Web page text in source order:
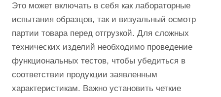
Это может включать в себя как лабораторные
испытания образцов, так и визуальный осмотр
партии товара перед отгрузкой. Для сложных
технических изделий необходимо проведение
функциональных тестов, чтобы убедиться в
соответствии продукции заявленным
характеристикам. Важно установить четкие